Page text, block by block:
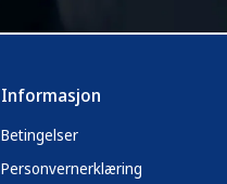
Informasjon
Betingelser
Personvernerklæring